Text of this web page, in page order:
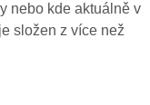
nebo kde aktuálně v
složen z více než